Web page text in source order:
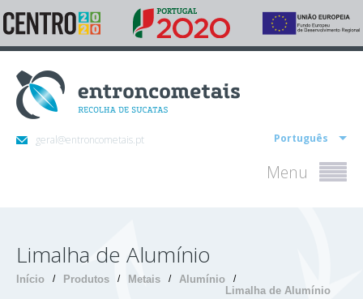
geral@entroncometais.pt Português
Menu
Limalha de Alumínio
Início / Produtos / Metais / Alumínio /
Limalha de Alumínio